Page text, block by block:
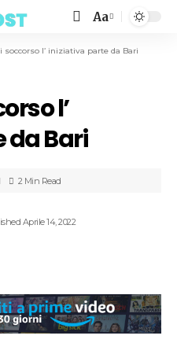
Aa
soccorso l’ iniziativa parte da Bari
l’
da Bari
Aprile 14, 2022
2 Min Read